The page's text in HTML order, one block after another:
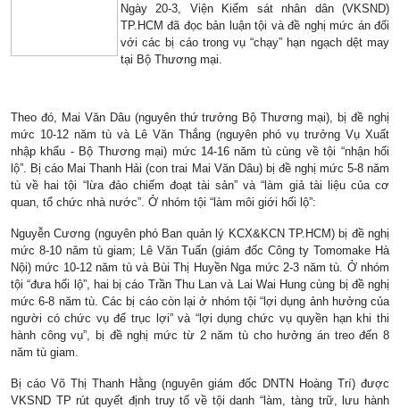
Ngày 20-3, Viện Kiểm sát nhân dân (VKSND)
TP.HCM đã đọc bản luận tội và đề nghị mức án đối
với các bị cáo trong vụ “chạy” hạn ngạch dệt may
tại Bộ Thương mại.
Theo đó, Mai Văn Dâu (nguyên thứ trưởng Bộ Thương mại), bị đề nghị
mức 10-12 năm tù và Lê Văn Thắng (nguyên phó vụ trưởng Vụ Xuất
nhập khẩu - Bộ Thương mại) mức 14-16 năm tù cùng về tội “nhận hối
lộ”. Bị cáo Mai Thanh Hải (con trai Mai Văn Dâu) bị đề nghị mức 5-8 năm
tù về hai tội “lừa đảo chiếm đoạt tài sản” và “làm giả tài liệu của cơ
quan, tổ chức nhà nước”. Ở nhóm tội “làm môi giới hối lộ”:
Nguyễn Cương (nguyên phó Ban quản lý KCX&KCN TP.HCM) bị đề nghị
mức 8-10 năm tù giam; Lê Văn Tuấn (giám đốc Công ty Tomomake Hà
Nội) mức 10-12 năm tù và Bùi Thị Huyền Nga mức 2-3 năm tù. Ở nhóm
tội “đưa hối lộ”, hai bị cáo Trần Thu Lan và Lai Wai Hung cùng bị đề nghị
mức 6-8 năm tù. Các bị cáo còn lại ở nhóm tội “lợi dụng ảnh hưởng của
người có chức vụ để trục lợi” và “lợi dụng chức vụ quyền hạn khi thi
hành công vụ”, bị đề nghị mức từ 2 năm tù cho hưởng án treo đến 8
năm tù giam.
Bị cáo Võ Thị Thanh Hằng (nguyên giám đốc DNTN Hoàng Trí) được
VKSND TP rút quyết định truy tố về tội danh “làm, tàng trữ, lưu hành